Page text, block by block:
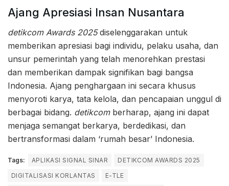
Ajang Apresiasi Insan Nusantara
detikcom Awards 2025diselenggarakan untuk
memberikan apresiasi bagi individu, pelaku usaha, dan
unsur pemerintah yang telah menorehkan prestasi
dan memberikan dampak signifikan bagi bangsa
Indonesia. Ajang penghargaan ini secara khusus
menyoroti karya, tata kelola, dan pencapaian unggul di
berbagai bidang. detikcomberharap, ajang ini dapat
menjaga semangat berkarya, berdedikasi, dan
bertransformasi dalam ‘rumah besar’ Indonesia.
Tags: APLIKASI SIGNAL SINAR
DETIKCOM AWARDS 2025
DIGITALISASI KORLANTAS
E-TLE